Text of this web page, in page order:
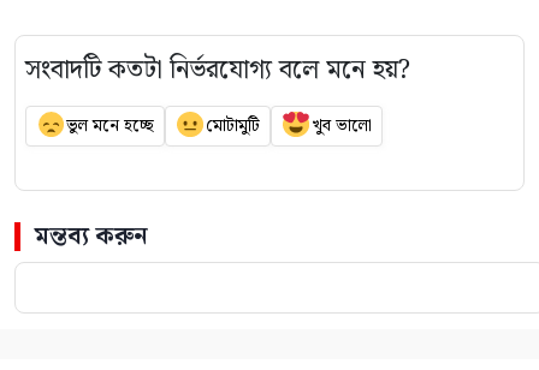
সংবাদটি কতটা নির্ভরযোগ্য বলে মনে হয়?
ভুল মনে হচ্ছে মোটামুটি খুব ভালো
মন্তব্য করুন